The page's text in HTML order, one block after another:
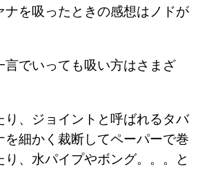
ナを吸ったときの感想はノドが
言でいっても吸い方はさまざ
り、ジョイントと呼ばれるタバ
を細かく裁断してペーパーで巻
り、水パイプやボング。。。と